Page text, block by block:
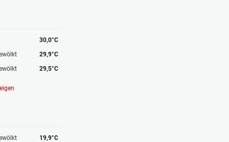
30,0°C
29,9°C
29,5°C
19,9°C